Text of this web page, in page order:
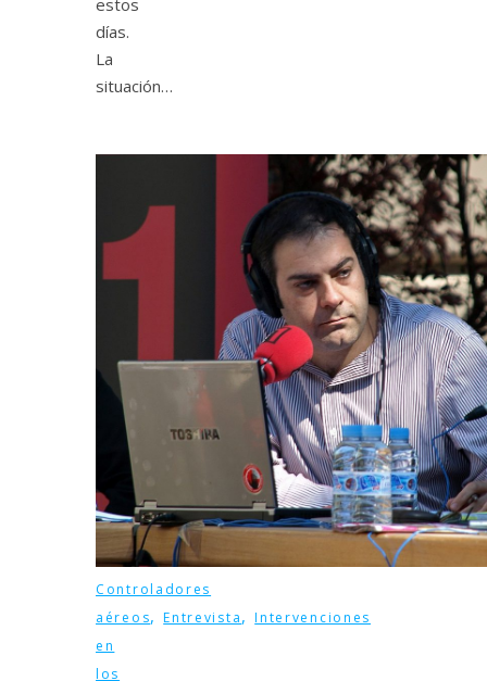
días.
La
situación…
Controladores
aéreos,Entrevista,Intervenciones
en
los